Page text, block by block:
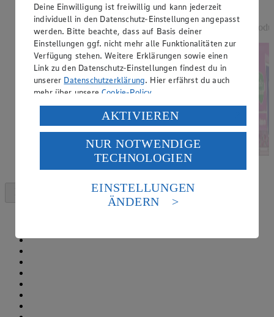
Tagespreis
Tagespreis
Je nach Verfügbarkeit des Marktes.
Deine Einwilligung ist freiwillig und kann jederzeit
individuell in den Datenschutz-Einstellungen angepasst
werden. Bitte beachte, dass auf Basis deiner
Einstellungen ggf. nicht mehr alle Funktionalitäten zur
Verfügung stehen. Weitere Erklärungen sowie einen
Link zu den Datenschutz-Einstellungen findest du in
unserer Datenschutzerklärung. Hier erfährst du auch
mehr über unsereCookie-Policy.
Verarbeitung deiner personenbezogenen Daten in den
USA durch Facebook und YouTube:
Wenn du auf „Aktivieren“ klickst, willigst du im Sinne
des Art. 49 Abs. 1 Satz 1 lit. a) DSGVO ein, dass deine
Daten in den USA verarbeitet werden. Der EuGH sieht
die USA als Land mit einem nach europäischen
Standards nicht angemessenen Datenschutzniveau an.
Es besteht das Risiko eines Zugriffs durch US-
Informationen zum Herausgeber der Seite findest du
AKTIVIEREN
NUR NOTWENDIGE
TECHNOLOGIEN
EINSTELLUNGEN
ÄNDERN